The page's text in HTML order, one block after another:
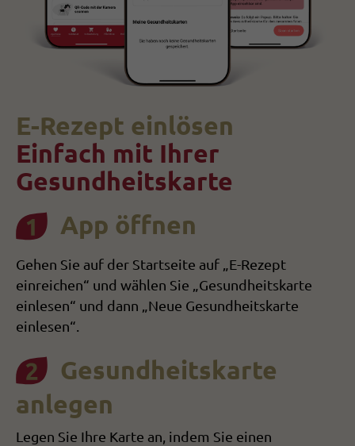
E-Rezept einlösen
Einfach mit Ihrer
Gesundheitskarte
App öffnen
Gehen Sie auf der Startseite auf „E-Rezept
einreichen“ und wählen Sie „Gesundheitskarte
einlesen“ und dann „Neue Gesundheitskarte
einlesen“.
Gesundheitskarte
anlegen
Legen Sie Ihre Karte an, indem Sie einen